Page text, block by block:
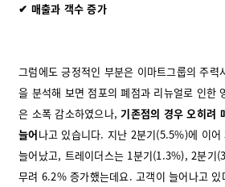
✔ 매출과 객수 증가
그럼에도 긍정적인 부분은 이마트그룹의 주력
을 분석해 보면 점포의 폐점과 리뉴얼로 인한
은 소폭 감소하였으나,기존점의 경우 오히려
늘어나고 있습니다. 지난 2분기(5.5%)에 이
늘어났고, 트레이더스는 1분기(1.3%), 2분기
무려 6.2% 증가했는데요. 고객이 늘어나고 있